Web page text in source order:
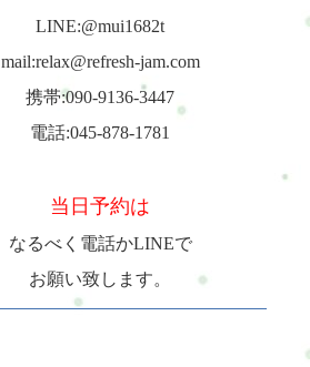
LINE:@mui1682t
mail:relax@refresh-jam.com
携帯:090-9136-3447
電話:045-878-1781
当日予約は
なるべく電話かLINEで
お願い致します。